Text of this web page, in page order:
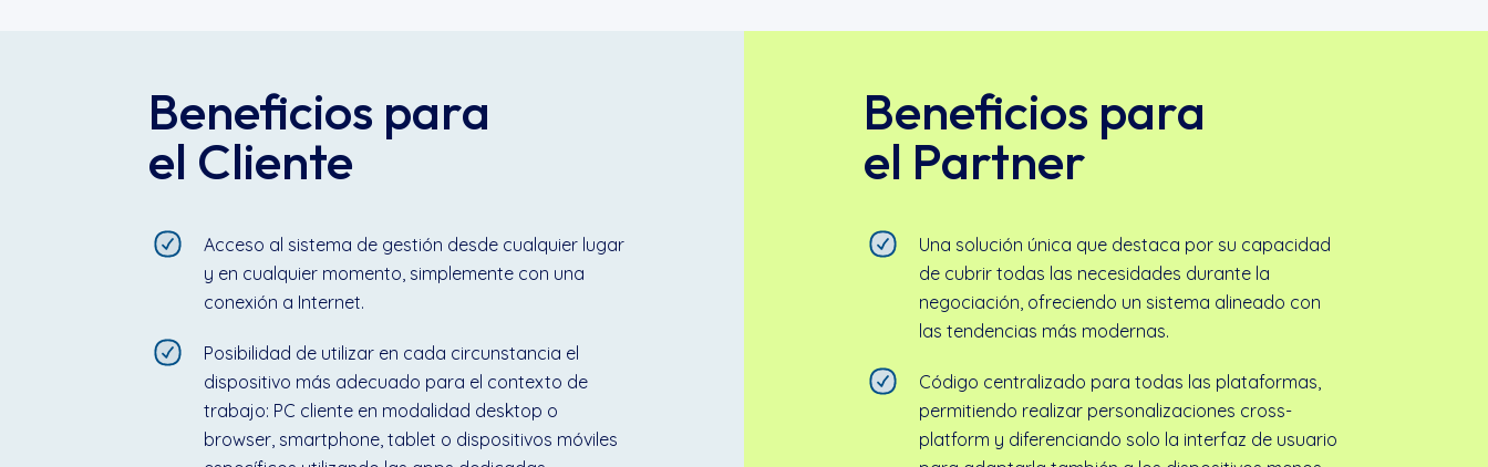
Beneficios para
el Cliente
Acceso al sistema de gestión desde cualquier lugar
y en cualquier momento, simplemente con una
conexión a Internet.
Posibilidad de utilizar en cada circunstancia el
dispositivo más adecuado para el contexto de
trabajo: PC cliente en modalidad desktop o
browser, smartphone, tablet o dispositivos móviles
Beneficios para
el Partner
Una solución única que destaca por su capacidad
de cubrir todas las necesidades durante la
negociación, ofreciendo un sistema alineado con
las tendencias más modernas.
Código centralizado para todas las plataformas,
permitiendo realizar personalizaciones cross-
platform y diferenciando solo la interfaz de usuario